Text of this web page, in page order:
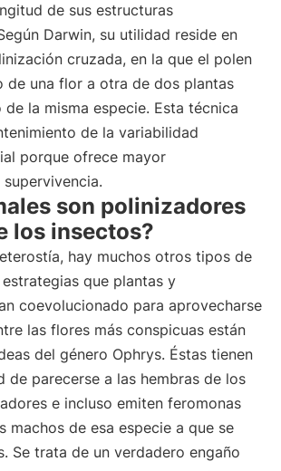
de sus estructuras
Darwin, su utilidad reside en
cruzada, en la que el polen
de una flor a otra de dos plantas
la misma especie. Esta técnica
de la variabilidad
porque ofrece mayor
son polinizadores
los insectos?
hay muchos otros tipos de
que plantas y
coevolucionado para aprovecharse
las flores más conspicuas están
del género Ophrys. Éstas tienen
de parecerse a las hembras de los
e incluso emiten feromonas
machos de esa especie a que se
Se trata de un verdadero engaño